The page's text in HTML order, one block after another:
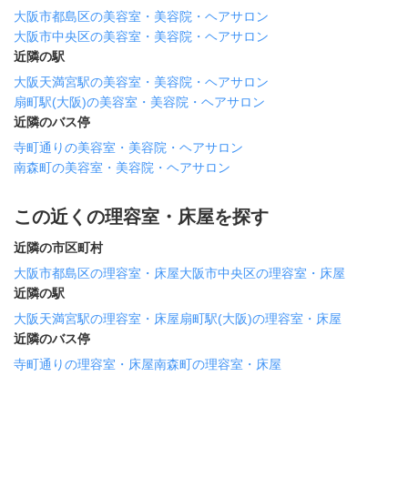
大阪市都島区の美容室・美容院・ヘアサロン
大阪市中央区の美容室・美容院・ヘアサロン
近隣の駅
大阪天満宮駅の美容室・美容院・ヘアサロン
扇町駅(大阪)の美容室・美容院・ヘアサロン
近隣のバス停
寺町通りの美容室・美容院・ヘアサロン
南森町の美容室・美容院・ヘアサロン
この近くの理容室・床屋を探す
近隣の市区町村
大阪市都島区の理容室・床屋大阪市中央区の理容室・床屋
近隣の駅
大阪天満宮駅の理容室・床屋扇町駅(大阪)の理容室・床屋
近隣のバス停
寺町通りの理容室・床屋南森町の理容室・床屋